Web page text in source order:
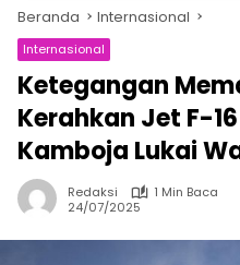
Beranda Internasional
Internasional
Ketegangan
Kerahkan Jet F-
Kamboja Lukai
Redaksi
1 Min Baca
24/07/2025